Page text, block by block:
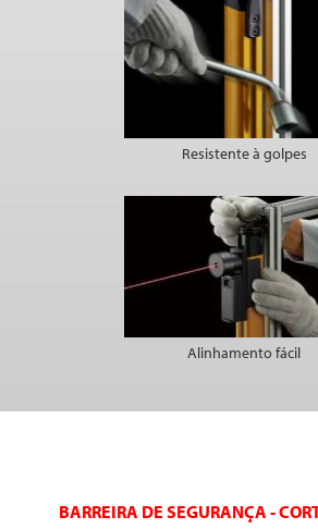
Resistente à golpes
Alinhamento fácil
BARREIRA DE SEGURANÇA -